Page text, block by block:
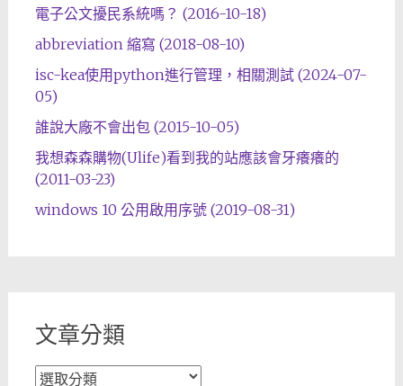
電子公文擾民系統嗎？ (2016-10-18)
abbreviation 縮寫 (2018-08-10)
isc-kea使用python進行管理，相關測試 (2024-07-
05)
誰說大廠不會出包 (2015-10-05)
我想森森購物(Ulife)看到我的站應該會牙癢癢的
(2011-03-23)
windows 10 公用啟用序號 (2019-08-31)
文章分類
文